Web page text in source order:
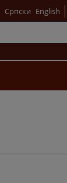
Српски English